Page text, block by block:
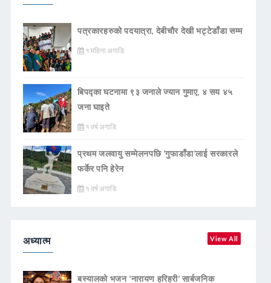
पत्रकारहरुको पदयात्रा, देबीचौर देखी भट्टेडाँडा सम्म
१ महिना अगाडि
बिपद्का घटनामा ९३ जनाले ज्यान गुमाए, ४ सय ४५
जना घाइते
१ वर्ष अगाडि
प्रथम जलवायु सम्मेलनपछि ‘गुफाडाँडा’लाई सरकारले
फर्केर पनि हेरेन
१ वर्ष अगाडि
अध्यात्म View All
बस्यालको भजन ‘नारायण हरिहरी’ सार्बजनिक